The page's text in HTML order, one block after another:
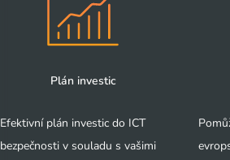
Plán investic
Efektivní plán investic do ICT
bezpečnosti v souladu s vašimi